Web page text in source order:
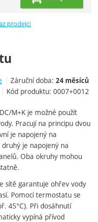
prodejci
Záruční doba: 24 měsíců
Kód produktu: 0007+0012
M+K je možné použít
Pracují na principu dvou
je napojený na
druhý je napojený na
Oba okruhy mohou
sítě garantuje ohřev vody
Pomocí termostatu se
45°C). Při dosáhnutí
vypíná přívod